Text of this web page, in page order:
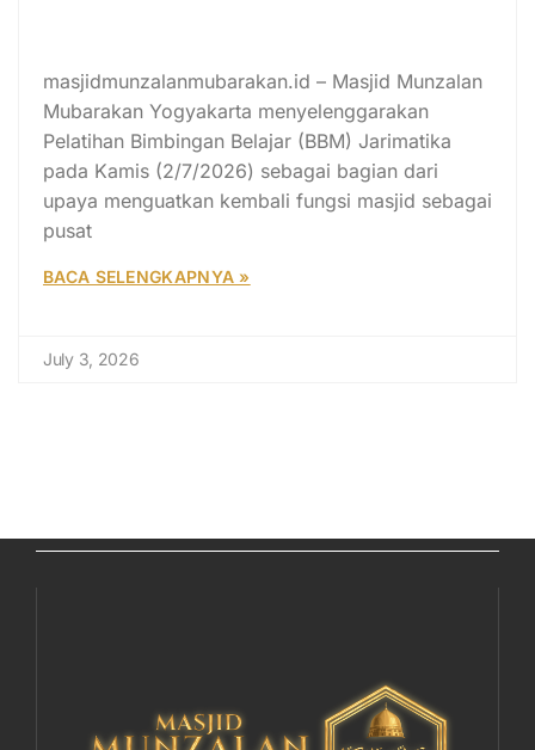
masjidmunzalanmubarakan.id – Masjid Munzalan
Mubarakan Yogyakarta menyelenggarakan
Pelatihan Bimbingan Belajar (BBM) Jarimatika
pada Kamis (2/7/2026) sebagai bagian dari
upaya menguatkan kembali fungsi masjid sebagai
pusat
BACA SELENGKAPNYA »
July 3, 2026